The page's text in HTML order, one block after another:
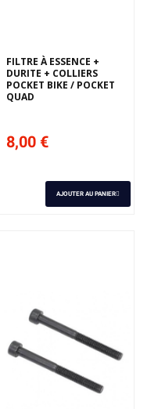
FILTRE À ESSENCE +
DURITE + COLLIERS
POCKET BIKE / POCKET
QUAD
8,00 €
AJOUTER AU PANIER